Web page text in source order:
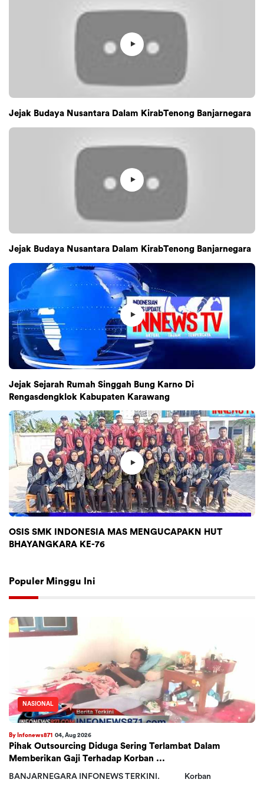
Jejak Budaya Nusantara Dalam KirabTenong Banjarnegara
Jejak Budaya Nusantara Dalam KirabTenong Banjarnegara
Jejak Sejarah Rumah Singgah Bung Karno Di
Rengasdengklok Kabupaten Karawang
OSIS SMK INDONESIA MAS MENGUCAPAKN HUT
BHAYANGKARA KE-76
Populer Minggu Ini
NASIONAL
By Infonews871 04, Aug 2026
Pihak Outsourcing Diduga Sering Terlambat Dalam
Memberikan Gaji Terhadap Korban ...
BANJARNEGARA INFONEWS TERKINI. Korban